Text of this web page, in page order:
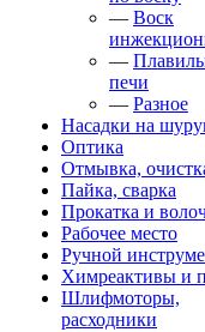
— Воск
—
печи
— Разное
Насадки на
Оптика
Отмывка,
Пайка, сварка
Прокатка и
Рабочее место
Ручной
Химреактивы и
Шлифмоторы,
расходники